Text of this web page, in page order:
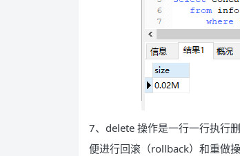
7、delete 操作是一行一行执行
便进行回滚（rollback）和重做